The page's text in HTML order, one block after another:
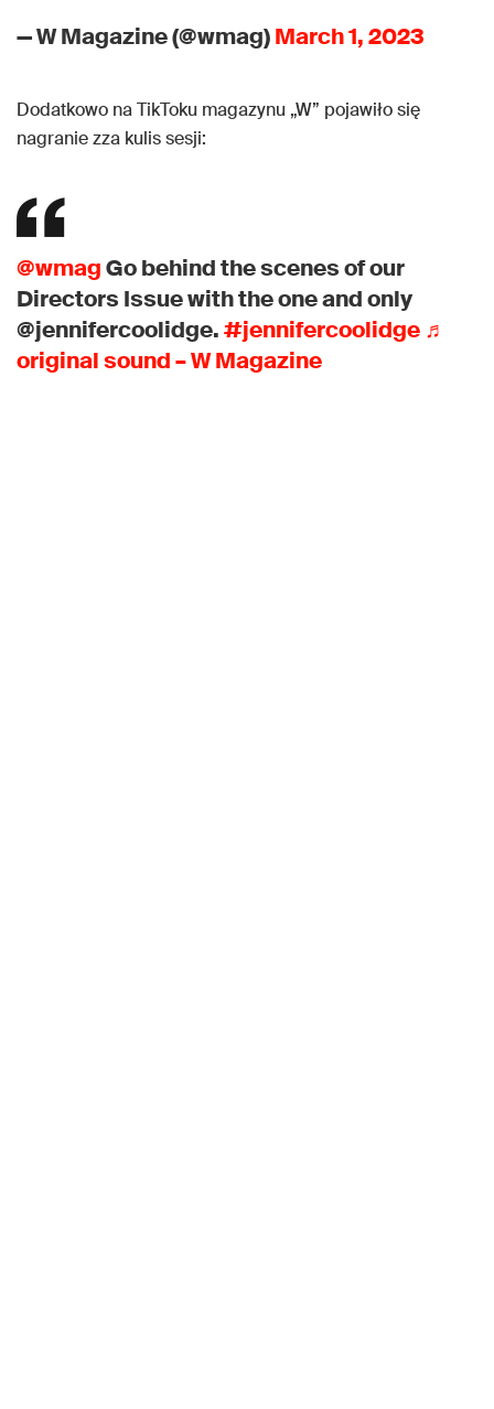
— W Magazine (@wmag)March 1, 2023
Dodatkowo na TikToku magazynu „W” pojawiło się
nagranie zza kulis sesji:
@wmagGo behind the scenes of our
Directors Issue with the one and only
@jennifercoolidge.#jennifercoolidge ♬
original sound – W Magazine